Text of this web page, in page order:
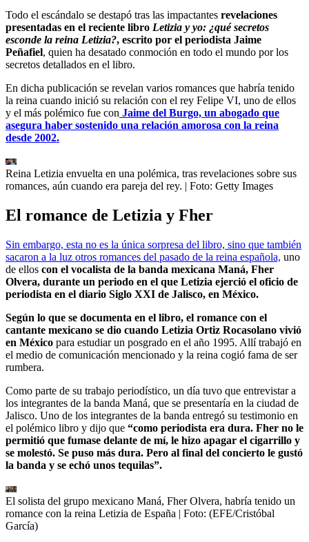
Todo el escándalo se destapó tras las impactantes revelaciones
presentadas en el reciente libro Letizia y yo: ¿qué secretos
esconde la reina Letizia?, escrito por el periodista Jaime
Peñafiel, quien ha desatado conmoción en todo el mundo por los
secretos detallados en el libro.
En dicha publicación se revelan varios romances que habría tenido
la reina cuando inició su relación con el rey Felipe VI, uno de ellos
y el más polémico fue con Jaime del Burgo, un abogado que
asegura haber sostenido una relación amorosa con la reina
desde 2002.
Reina Letizia envuelta en una polémica, tras revelaciones sobre sus
romances, aún cuando era pareja del rey. | Foto: Getty Images
El romance de Letizia y Fher
Sin embargo, esta no es la única sorpresa del libro, sino que también
sacaron a la luz otros romances del pasado de la reina española, uno
de ellos con el vocalista de la banda mexicana Maná, Fher
Olvera, durante un periodo en el que Letizia ejerció el oficio de
periodista en el diario Siglo XXI de Jalisco, en México.
Según lo que se documenta en el libro, el romance con el
cantante mexicano se dio cuando Letizia Ortiz Rocasolano vivió
en México para estudiar un posgrado en el año 1995. Allí trabajó en
el medio de comunicación mencionado y la reina cogió fama de ser
rumbera.
Como parte de su trabajo periodístico, un día tuvo que entrevistar a
los integrantes de la banda Maná, que se presentaría en la ciudad de
Jalisco. Uno de los integrantes de la banda entregó su testimonio en
el polémico libro y dijo que “como periodista era dura. Fher no le
permitió que fumase delante de mí, le hizo apagar el cigarrillo y
se molestó. Se puso más dura. Pero al final del concierto le gustó
la banda y se echó unos tequilas”.
El solista del grupo mexicano Maná, Fher Olvera, habría tenido un
romance con la reina Letizia de España | Foto: (EFE/Cristóbal
García)